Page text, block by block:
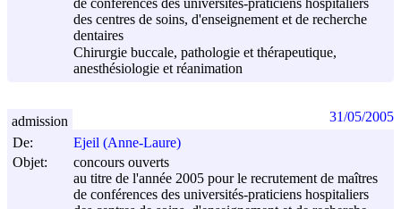
de conférences des universités-praticiens hospitaliers
des centres de soins, d'enseignement et de recherche
dentaires
Chirurgie buccale, pathologie et thérapeutique,
anesthésiologie et réanimation
De:
Ejeil (Anne-Laure)
Objet:
concours ouverts
au titre de l'année 2005 pour le recrutement de maîtres
de conférences des universités-praticiens hospitaliers
admission 31/05/2005